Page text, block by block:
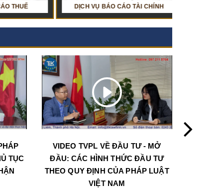
TƯ VẤN LUẬT VỀ LAO ĐỘNG
DỊCH VỤ BÁO CÁO TÀI CHÍNH
TỤC
VIDEO TVPL VỀ ĐẦU TƯ - MỞ
ĐẦU: CÁC HÌNH THỨC ĐẦU TƯ
THEO QUY ĐỊNH CỦA PHÁP LUẬT
VIỆT NAM